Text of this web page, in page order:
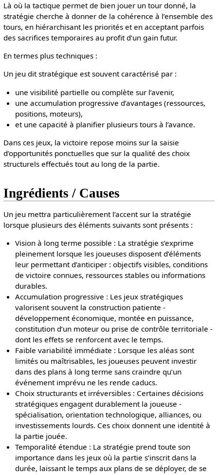
Là où la tactique permet de bien jouer un tour donné, la
stratégie cherche à donner de la cohérence à l’ensemble des
tours, en hiérarchisant les priorités et en acceptant parfois
des sacrifices temporaires au profit d’un gain futur.
En termes plus techniques :
Un jeu dit stratégique est souvent caractérisé par :
une visibilité partielle ou complète sur l’avenir,
une accumulation progressive d’avantages (ressources,
positions, moteurs),
et une capacité à planifier plusieurs tours à l’avance.
Dans ces jeux, la victoire repose moins sur la saisie
d’opportunités ponctuelles que sur la qualité des choix
structurels effectués tout au long de la partie.
Ingrédients / Causes
Un jeu mettra particulièrement l’accent sur la stratégie
lorsque plusieurs des éléments suivants sont présents :
Vision à long terme possible : La stratégie s’exprime
pleinement lorsque les joueuses disposent d’éléments
leur permettant d’anticiper : objectifs visibles, conditions
de victoire connues, ressources stables ou informations
durables.
Accumulation progressive : Les jeux stratégiques
valorisent souvent la construction patiente -
développement économique, montée en puissance,
constitution d’un moteur ou prise de contrôle territoriale -
dont les effets se renforcent avec le temps.
Faible variabilité immédiate : Lorsque les aléas sont
limités ou maîtrisables, les joueuses peuvent investir
dans des plans à long terme sans craindre qu’un
événement imprévu ne les rende caducs.
Choix structurants et irréversibles : Certaines décisions
stratégiques engagent durablement la joueuse -
spécialisation, orientation technologique, alliances, ou
investissements lourds. Ces choix donnent une identité à
la partie jouée.
Temporalité étendue : La stratégie prend toute son
importance dans les jeux où la partie s’inscrit dans la
durée, laissant le temps aux plans de se déployer, de se